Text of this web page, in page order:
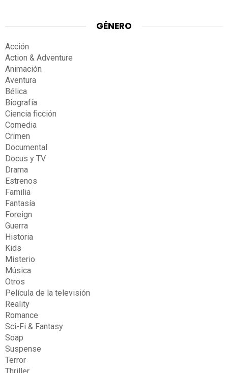
GÉNERO
Acción
Action & Adventure
Animación
Aventura
Bélica
Biografía
Ciencia ficción
Comedia
Crimen
Documental
Docus y TV
Drama
Estrenos
Familia
Fantasía
Foreign
Guerra
Historia
Kids
Misterio
Música
Otros
Película de la televisión
Reality
Romance
Sci-Fi & Fantasy
Soap
Suspense
Terror